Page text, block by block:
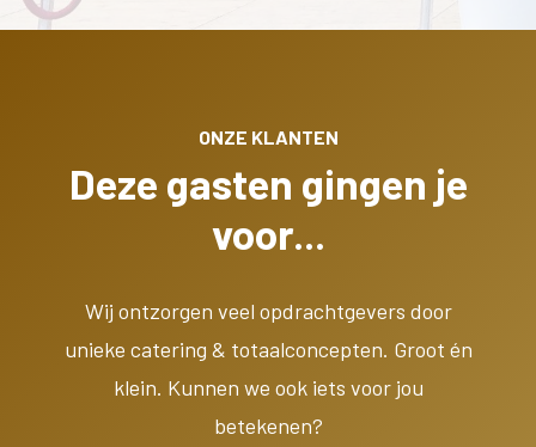
ONZE KLANTEN
Deze gasten gingen je
voor...
Wij ontzorgen veel opdrachtgevers door
unieke catering & totaalconcepten. Groot én
klein. Kunnen we ook iets voor jou
betekenen?